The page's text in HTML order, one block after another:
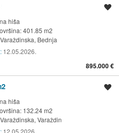
hiša
401.85 m2
Varaždinska, Bednja
12.05.2026.
895.000 €
hiša
132.24 m2
Varaždinska, Varaždin
12.05.2026.